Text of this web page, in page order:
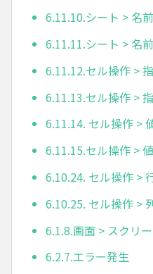
6.11.10.シート > 名
6.11.11.シート > 名
6.11.12.セル操作 >
6.11.13.セル操作 >
6.11.14. セル操作 >
6.11.15.セル操作 >
6.10.24. セル操作 >
6.10.25. セル操作 >
6.1.8.画面 > スクリ
6.2.7.エラー発生